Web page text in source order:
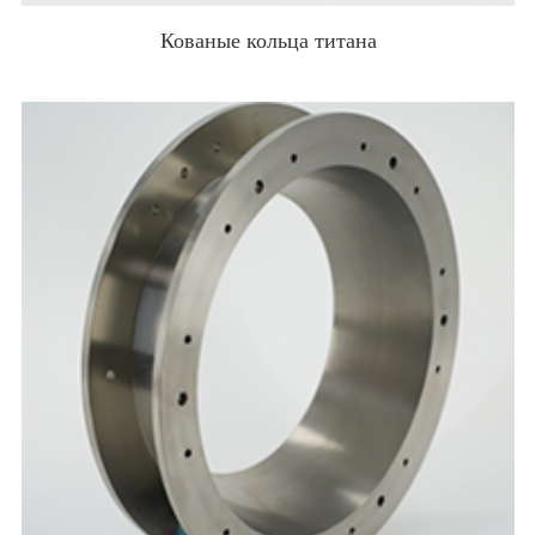
Кованые кольца титана